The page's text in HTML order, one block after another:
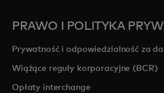
PRAWO I POLITYKA
Prywatność i odpowiedzialność za
Wiążące reguły korporacyjne (BCR)
Opłaty interchange